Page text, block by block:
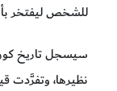
للشخص ليفتخر
سيسجل تاريخ
نظيرها، وتفرَّدت